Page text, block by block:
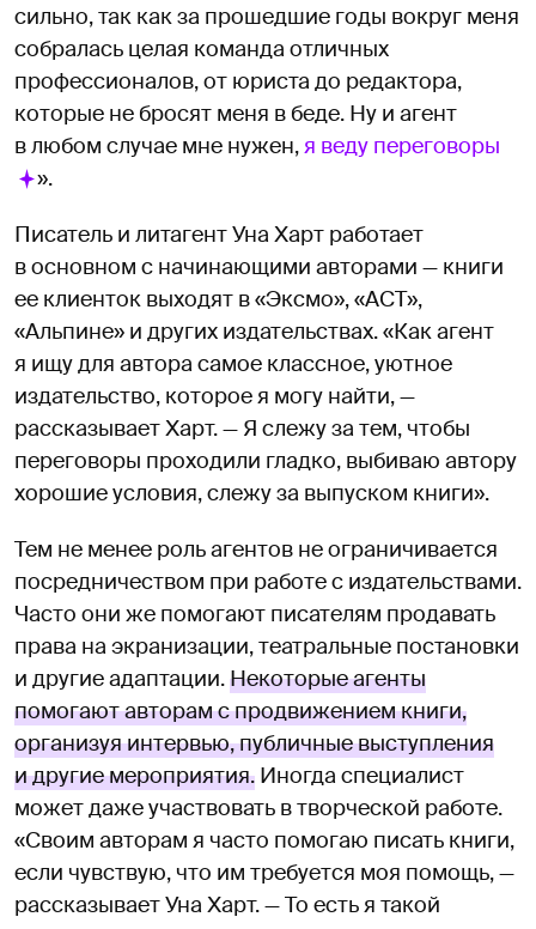
сильно, так как за прошедшие годы вокруг меня
собралась целая команда отличных
профессионалов, от юриста до редактора,
которые не бросят меня в беде. Ну и агент
в любом случае мне нужен,я веду переговоры
».
Писатель и литагент Уна Харт работает
в основном с начинающими авторами — книги
ее клиенток выходят в «Эксмо», «АСТ»,
«Альпине» и других издательствах. «Как агент
я ищу для автора самое классное, уютное
издательство, которое я могу найти, —
рассказывает Харт. — Я слежу за тем, чтобы
переговоры проходили гладко, выбиваю автору
хорошие условия, слежу за выпуском книги».
Тем не менее роль агентов не ограничивается
посредничеством при работе с издательствами.
Часто они же помогают писателям продавать
права на экранизации, театральные постановки
и другие адаптации.Некоторые агенты
помогают авторам с продвижением книги,
организуя интервью, публичные выступления
и другие мероприятия. Иногда специалист
может даже участвовать в творческой работе.
«Своим авторам я часто помогаю писать книги,
если чувствую, что им требуется моя помощь, —
рассказывает Уна Харт. — То есть я такой